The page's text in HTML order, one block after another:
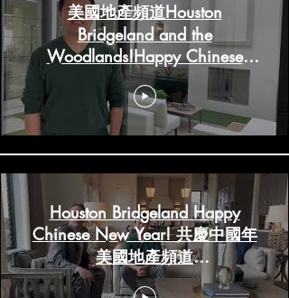
美國地產頻道Houston
Bridgeland and the
Woodlands!Happy Chinese
New Year!
HoustonRealestateChannels.com
Houston Bridgeland Happy
Chinese New Year! 共慶中國年
美國地產頻道
www.HoustonRealestateChannels.com